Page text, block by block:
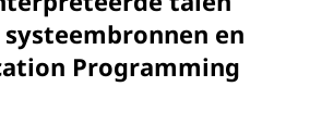
en
Programming